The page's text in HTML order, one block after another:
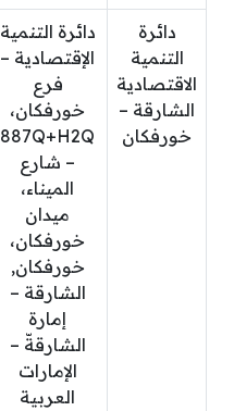
دائرة
التنمية
الاقتصادية
الشارقة –
خورفكان
دائرة التنمية
الإقتصادية –
فرع
خورفكان،
887Q+H2Q
– شارع
الميناء،
ميدان
خورفكان،
خورفكان,
الشارقة –
إمارة
الشارقةّ –
الإمارات
العربية